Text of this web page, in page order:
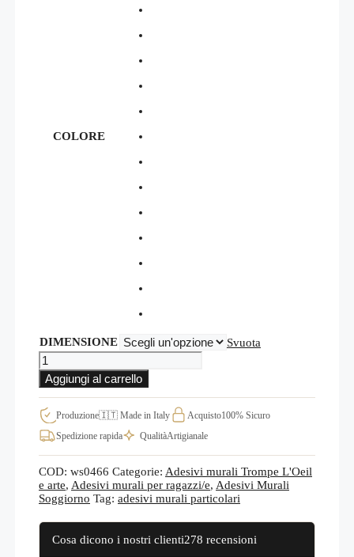
COLORE
DIMENSIONE
Svuota
Wall
stickers
decorazioni
adesive
moderne
WS0466
quantità
Aggiungi al carrello
Produzione🇮🇹 Made in Italy Acquisto100% Sicuro
Spedizione rapida
QualitàArtigianale
COD: ws0466 Categorie: Adesivi murali Trompe L'Oeil
e arte, Adesivi murali per ragazzi/e, Adesivi Murali
Soggiorno Tag: adesivi murali particolari
Cosa dicono i nostri clienti278 recensioni